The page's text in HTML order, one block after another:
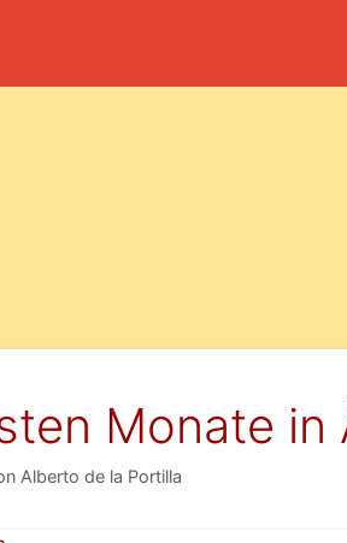
Monate in
Alberto de la Portilla